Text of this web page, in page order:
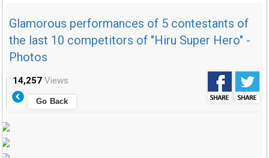
Glamorous performances of 5 contestants of
the last 10 competitors of "Hiru Super Hero" -
Photos
14,257 Views
Go Back